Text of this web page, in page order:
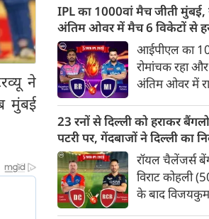
ने
मुंबई
IPL का 1000वां मैच जीती मुंबई,
अंतिम ओवर में मैच 6 विकेटों से
आईपीएल का
रोमांचक रहा और
अंतिम ओवर में
बल्लेबाजी करते
रॉयल्स ने 20
बनाए लेकिन
मुंबई इंडियन्स ने
विकेट खोकर इस
पा लिया।
23 रनों से दिल्ली को हराकर
पटरी पर, गेंदबाजों ने दिल्ली का
रॉयल चैलेंजर्स
विराट कोहली
के बाद